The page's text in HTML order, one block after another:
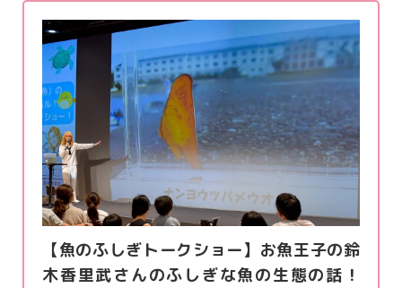
【魚のふしぎトークショー】お魚王子の鈴
木香里武さんのふしぎな魚の生態の話！